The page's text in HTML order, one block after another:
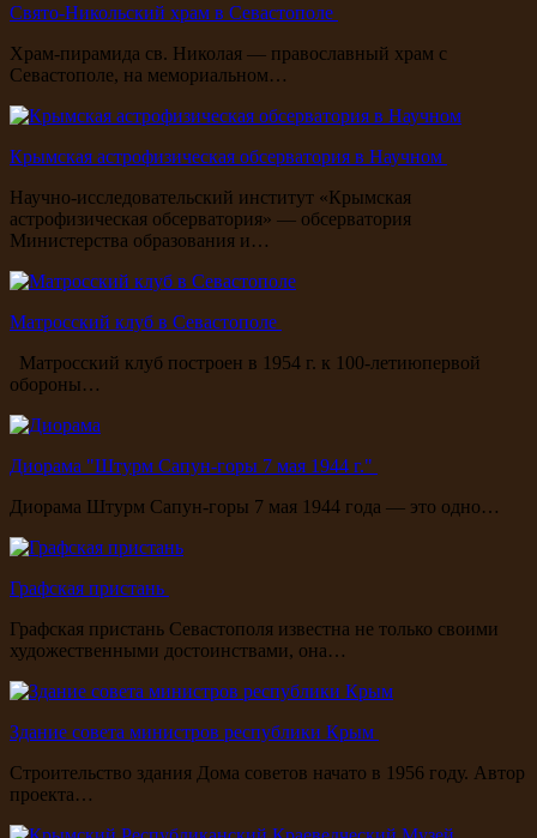
Свято-Никольский храм в Севастополе
Храм-пирамида св. Николая — православный храм с
Севастополе, на мемориальном…
Крымская астрофизическая обсерватория в Научном
Научно-исследовательский институт «Крымская
астрофизическая обсерватория» — обсерватория
Министерства образования и…
Матросский клуб в Севастополе
Матросский клуб построен в 1954 г. к 100-летиюпервой
обороны…
Диорама "Штурм Сапун-горы 7 мая 1944 г."
Диорама Штурм Сапун-горы 7 мая 1944 года — это одно…
Графская пристань
Графская пристань Севастополя известна не только своими
художественными достоинствами, она…
Здание совета министров республики Крым
Строительство здания Дома советов начато в 1956 году. Автор
проекта…